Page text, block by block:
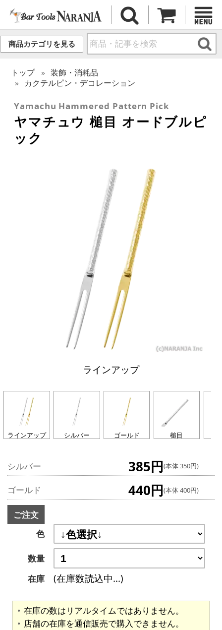
商品カテゴリを見る
トップ
装飾・消耗品
カクテルピン・デコレーション
Yamachu Hammered Pattern Pick
ヤマチュウ 槌目 オードブルピ
ック
ラインアップ
ラインアップ シルバー ゴールド 槌目
シルバー 385円(本体 350円)
ゴールド 440円(本体 400円)
ご注文
色
数量
在庫
(在庫数読込中...)
在庫の数はリアルタイムではありません。
店舗の在庫を通信販売で購入できません。